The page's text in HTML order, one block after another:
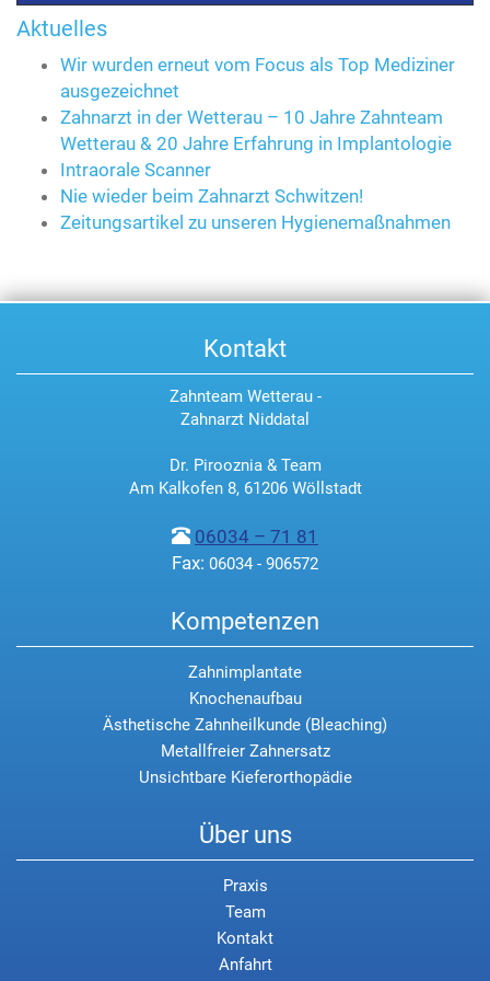
Aktuelles
Wir wurden erneut vom Focus als Top Mediziner
ausgezeichnet
Zahnarzt in der Wetterau – 10 Jahre Zahnteam
Wetterau & 20 Jahre Erfahrung in Implantologie
Intraorale Scanner
Nie wieder beim Zahnarzt Schwitzen!
Zeitungsartikel zu unseren Hygienemaßnahmen
Kontakt
Zahnteam Wetterau -
Zahnarzt Niddatal
Dr. Pirooznia & Team
Am Kalkofen 8, 61206 Wöllstadt
06034 – 71 81
Fax: 06034 - 906572
Kompetenzen
Zahnimplantate
Knochenaufbau
Ästhetische Zahnheilkunde (Bleaching)
Metallfreier Zahnersatz
Unsichtbare Kieferorthopädie
Über uns
Praxis
Team
Kontakt
Anfahrt